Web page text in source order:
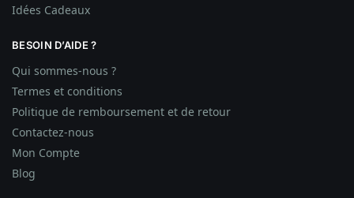
Idées Cadeaux
BESOIN D’AIDE ?
Qui sommes-nous ?
Termes et conditions
Politique de remboursement et de retour
Contactez-nous
Mon Compte
Blog